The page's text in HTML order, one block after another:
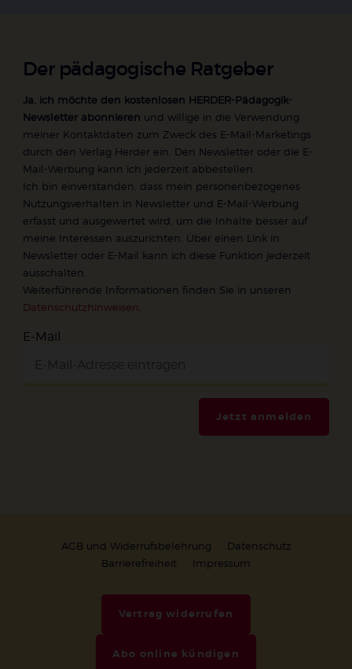
Der pädagogische Ratgeber
Ja, ich möchte den kostenlosen HERDER-Pädagogik-
Newsletter abonnieren und willige in die Verwendung
meiner Kontaktdaten zum Zweck des E-Mail-Marketings
durch den Verlag Herder ein. Den Newsletter oder die E-
Mail-Werbung kann ich jederzeit abbestellen.
Ich bin einverstanden, dass mein personenbezogenes
Nutzungsverhalten in Newsletter und E-Mail-Werbung
erfasst und ausgewertet wird, um die Inhalte besser auf
meine Interessen auszurichten. Über einen Link in
Newsletter oder E-Mail kann ich diese Funktion jederzeit
ausschalten.
Weiterführende Informationen finden Sie in unseren
Datenschutzhinweisen.
E-Mail
Jetzt anmelden
AGB und Widerrufsbelehrung
Datenschutz
Barrierefreiheit
Impressum
Vertrag widerrufen
Abo online kündigen